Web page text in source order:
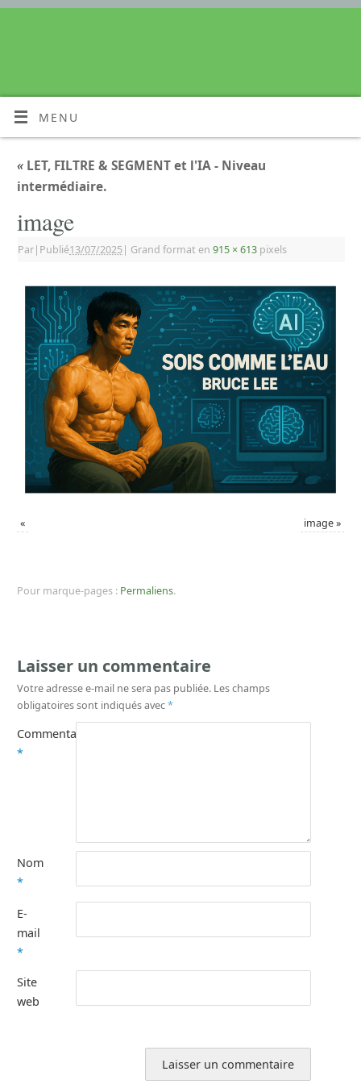
MENU
« LET, FILTRE & SEGMENT et l'IA - Niveau
intermédiaire.
image
Par| Publié13/07/2025| Grand format en 915 × 613 pixels
« image»
Pour marque-pages : Permaliens.
Laisser un commentaire
Votre adresse e-mail ne sera pas publiée. Les champs
obligatoires sont indiqués avec*
Commentaire
*
Nom
*
E-
mail
*
Site
web